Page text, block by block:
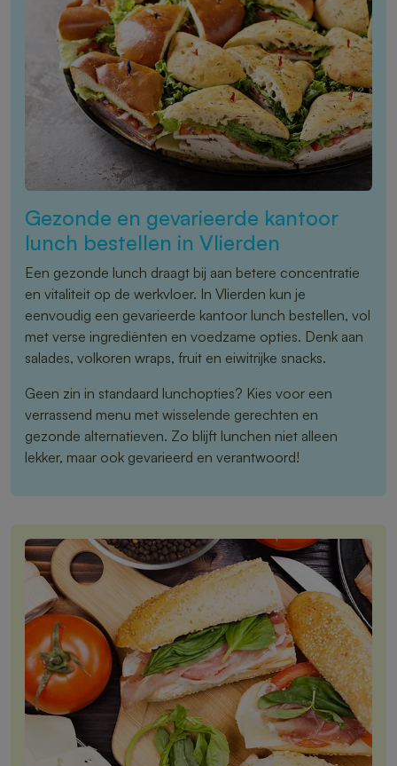
Gezonde en gevarieerde kantoor
lunch bestellen in Vlierden
Een gezonde lunch draagt bij aan betere concentratie
en vitaliteit op de werkvloer. In Vlierden kun je
eenvoudig een gevarieerde kantoor lunch bestellen, vol
met verse ingrediënten en voedzame opties. Denk aan
salades, volkoren wraps, fruit en eiwitrijke snacks.
Geen zin in standaard lunchopties? Kies voor een
verrassend menu met wisselende gerechten en
gezonde alternatieven. Zo blijft lunchen niet alleen
lekker, maar ook gevarieerd en verantwoord!